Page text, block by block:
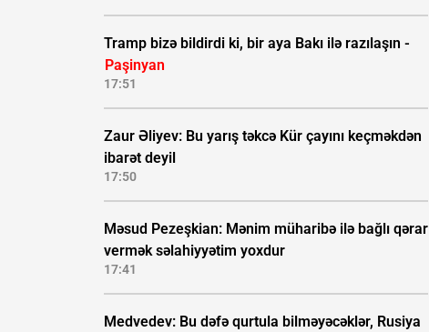
Tramp bizə bildirdi ki, bir aya Bakı ilə razılaşın -
Paşinyan
17:51
Zaur Əliyev: Bu yarış təkcə Kür çayını keçməkdən
ibarət deyil
17:50
Məsud Pezeşkian: Mənim müharibə ilə bağlı qərar
vermək səlahiyyətim yoxdur
17:41
Medvedev: Bu dəfə qurtula bilməyəcəklər, Rusiya